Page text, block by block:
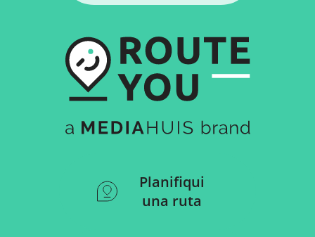
Planifiqui
una ruta